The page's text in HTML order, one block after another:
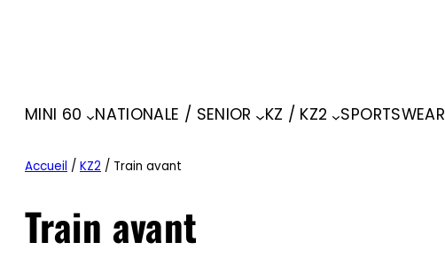
MINI 60 NATIONALE / SENIOR KZ / KZ2 SPORTSWEAR
Accueil / KZ2 / Train avant
Train avant